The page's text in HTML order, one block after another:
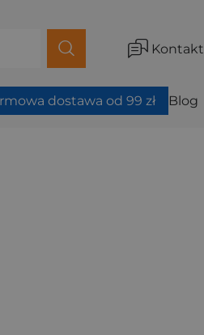
Kontakt
dostawa od 99 zł Blog